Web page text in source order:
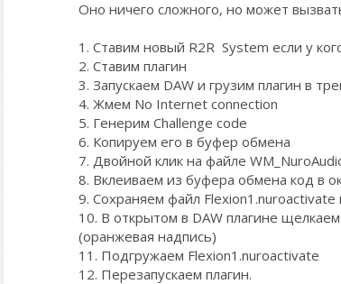
Оно ничего сложного, но может
1. Ставим новый R2R System если у
2. Ставим плагин
3. Запускаем DAW и грузим плагин в
4. Жмем No Internet connection
5. Генерим Challenge code
6. Копируем его в буфер обмена
7. Двойной клик на файле
8. Вклеиваем из буфера обмена код в
9. Сохраняем файл Flexion1.nuroactivate
10. В открытом в DAW плагине
(оранжевая надпись)
11. Подгружаем Flexion1.nuroactivate
12. Перезапускаем плагин.